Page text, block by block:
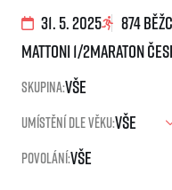
Running Mall
Běžecké série
O běžecké lize
Jak to funguje
projekt SuperHalfs
31. 5. 2025 874
Skupina:
Umístění dle věku:
Povolání: